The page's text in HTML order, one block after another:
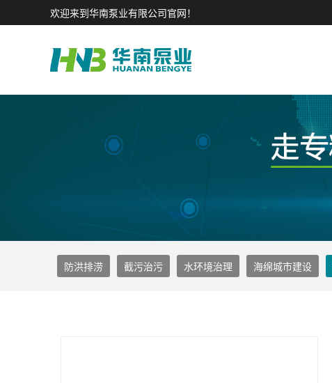
欢迎来到华南泵业有限公司官网！
防洪排涝 截污治污 水环境治理 海绵城市建设